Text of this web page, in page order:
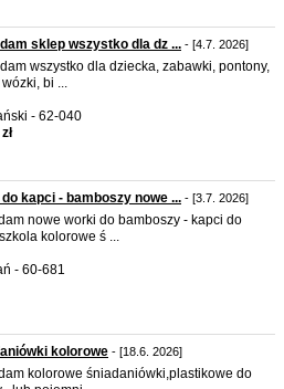
sklep wszystko dla dz ... - [4.7. 2026]
wszystko dla dziecka, zabawki, pontony,
bi ...
- 62-040
kapci - bamboszy nowe ... - [3.7. 2026]
nowe worki do bamboszy - kapci do
kolorowe ś ...
- 60-681
kolorowe - [18.6. 2026]
kolorowe śniadaniówki,plastikowe do